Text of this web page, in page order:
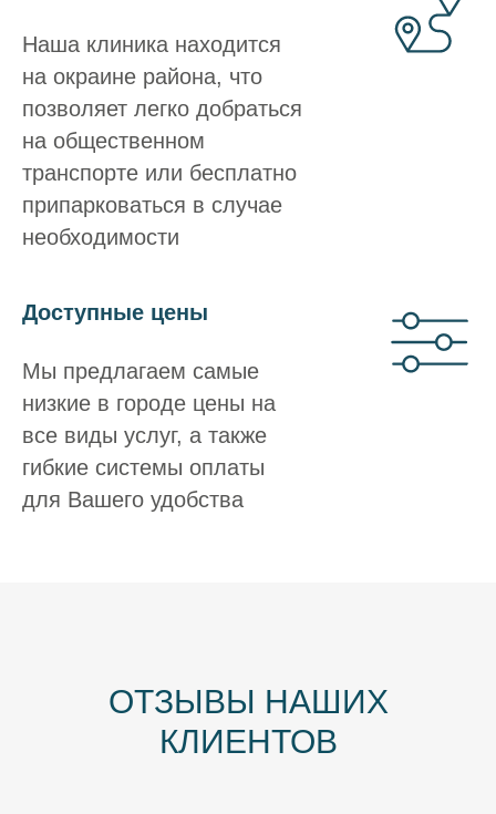
Наша клиника находится
на окраине района, что
позволяет легко добраться
на общественном
транспорте или бесплатно
припарковаться в случае
необходимости
Доступные цены
Мы предлагаем самые
низкие в городе цены на
все виды услуг, а также
гибкие системы оплаты
для Вашего удобства
ОТЗЫВЫ НАШИХ
КЛИЕНТОВ